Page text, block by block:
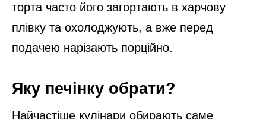
торта часто його загортають в харчову
плівку та охолоджують, а вже перед
подачею нарізають порційно.
Яку печінку обрати?
Найчастіше кулінари обирають саме